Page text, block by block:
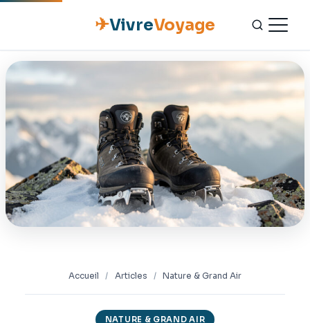
✈VivreVoyage
ACCUEIL
ESCAPADES
NATURE
GASTRONOMIE
CULTURE
Accueil / Articles / Nature & Grand Air
NATURE & GRAND AIR